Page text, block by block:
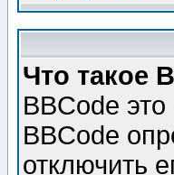
Что такое
BBCode
BBCode
отключить